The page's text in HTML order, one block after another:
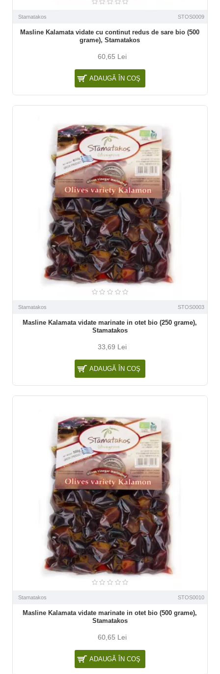
Stamatakos STOS0009
Masline Kalamata vidate cu continut redus de sare bio (500
grame), Stamatakos
60,65 Lei
ADAUGĂ ÎN COŞ
Stamatakos STOS0003
Masline Kalamata vidate marinate in otet bio (250 grame),
Stamatakos
33,69 Lei
ADAUGĂ ÎN COŞ
Stamatakos STOS0010
Masline Kalamata vidate marinate in otet bio (500 grame),
Stamatakos
60,65 Lei
ADAUGĂ ÎN COŞ